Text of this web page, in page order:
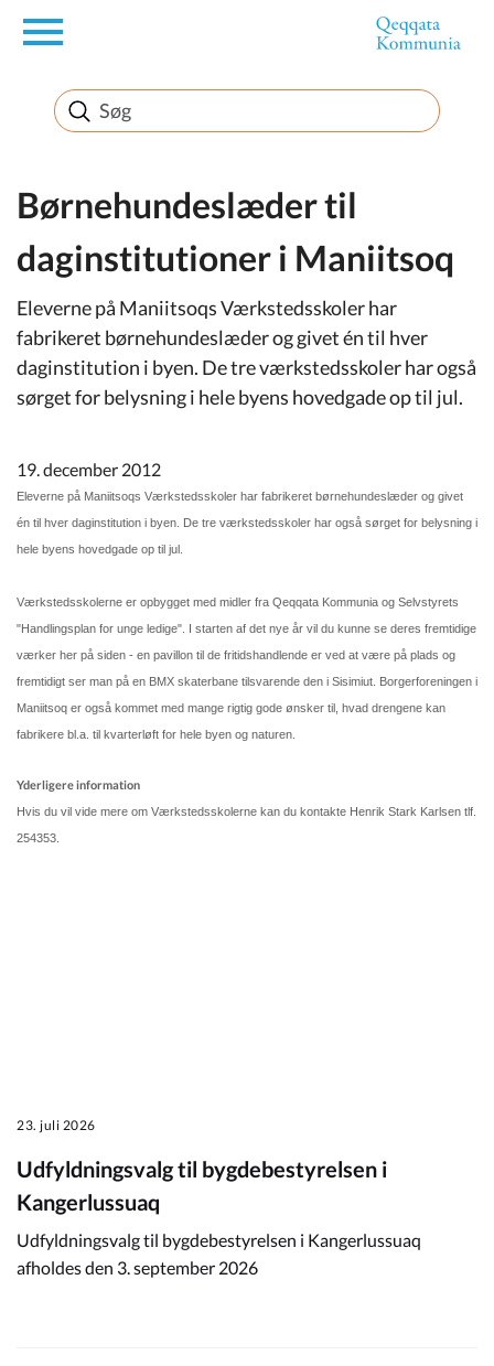
en
Borger
Erhverv
Politik
Turisme
Kommuneplan
Børnehundeslæder til
daginstitutioner i Maniitsoq
Eleverne på Maniitsoqs Værkstedsskoler har
fabrikeret børnehundeslæder og givet én til hver
daginstitution i byen. De tre værkstedsskoler har også
sørget for belysning i hele byens hovedgade op til jul.
19. december 2012
Eleverne på Maniitsoqs Værkstedsskoler har fabrikeret børnehundeslæder og givet
én til hver daginstitution i byen. De tre værkstedsskoler har også sørget for belysning i
hele byens hovedgade op til jul.
Værkstedsskolerne er opbygget med midler fra Qeqqata Kommunia og Selvstyrets
"Handlingsplan for unge ledige". I starten af det nye år vil du kunne se deres fremtidige
værker her på siden - en pavillon til de fritidshandlende er ved at være på plads og
fremtidigt ser man på en BMX skaterbane tilsvarende den i Sisimiut. Borgerforeningen i
Maniitsoq er også kommet med mange rigtig gode ønsker til, hvad drengene kan
fabrikere bl.a. til kvarterløft for hele byen og naturen.
Yderligere information
Hvis du vil vide mere om Værkstedsskolerne kan du kontakte Henrik Stark Karlsen tlf.
254353.
23. juli 2026
Udfyldningsvalg til bygdebestyrelsen i
Kangerlussuaq
Udfyldningsvalg til bygdebestyrelsen i Kangerlussuaq
afholdes den 3. september 2026